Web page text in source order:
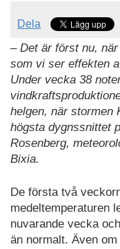
Dela
– Det är först nu,
som vi ser effekten
Under vecka 38
helgen, när stormen
högsta dygnssnittet
Rosenberg,
Bixia.
De första två
medeltemperaturen
nuvarande vecka
än normalt. Även